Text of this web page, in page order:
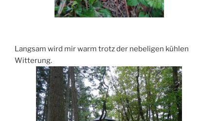
Langsam wird mir warm trotz der nebeligen kühlen
Witterung.